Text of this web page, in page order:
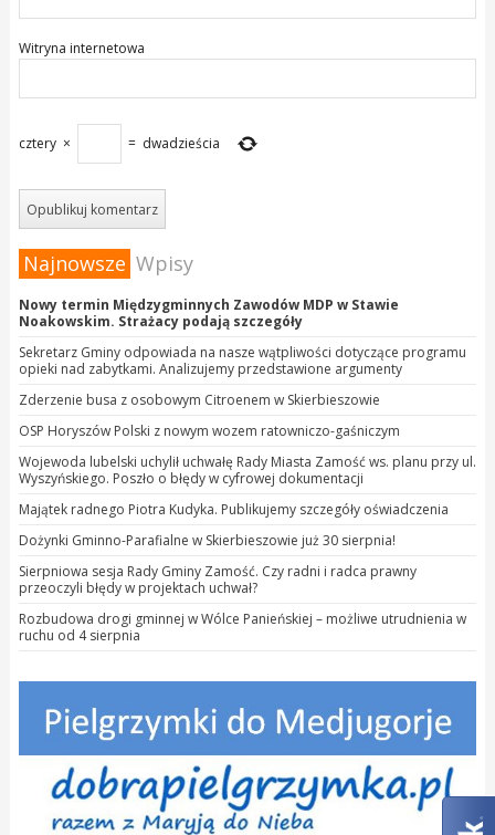
Witryna internetowa
cztery × = dwadzieścia
Najnowsze Wpisy
Nowy termin Międzygminnych Zawodów MDP w Stawie
Noakowskim. Strażacy podają szczegóły
Sekretarz Gminy odpowiada na nasze wątpliwości dotyczące programu
opieki nad zabytkami. Analizujemy przedstawione argumenty
Zderzenie busa z osobowym Citroenem w Skierbieszowie
OSP Horyszów Polski z nowym wozem ratowniczo-gaśniczym
Wojewoda lubelski uchylił uchwałę Rady Miasta Zamość ws. planu przy ul.
Wyszyńskiego. Poszło o błędy w cyfrowej dokumentacji
Majątek radnego Piotra Kudyka. Publikujemy szczegóły oświadczenia
Dożynki Gminno-Parafialne w Skierbieszowie już 30 sierpnia!
Sierpniowa sesja Rady Gminy Zamość. Czy radni i radca prawny
przeoczyli błędy w projektach uchwał?
Rozbudowa drogi gminnej w Wólce Panieńskiej – możliwe utrudnienia w
ruchu od 4 sierpnia